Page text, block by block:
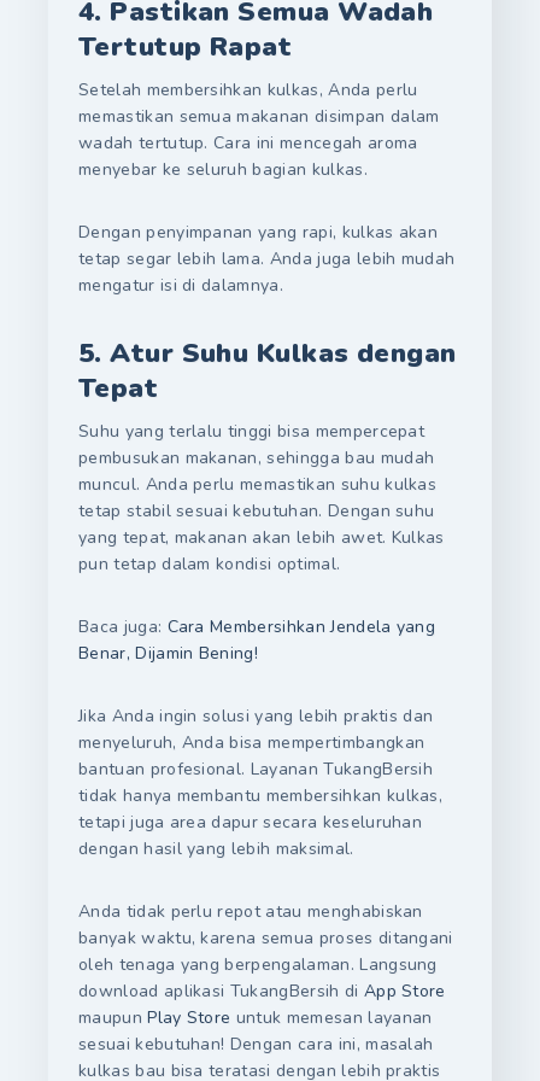
4. Pastikan Semua Wadah
Tertutup Rapat
Setelah membersihkan kulkas, Anda perlu
memastikan semua makanan disimpan dalam
wadah tertutup. Cara ini mencegah aroma
menyebar ke seluruh bagian kulkas.
Dengan penyimpanan yang rapi, kulkas akan
tetap segar lebih lama. Anda juga lebih mudah
mengatur isi di dalamnya.
5. Atur Suhu Kulkas dengan
Tepat
Suhu yang terlalu tinggi bisa mempercepat
pembusukan makanan, sehingga bau mudah
muncul. Anda perlu memastikan suhu kulkas
tetap stabil sesuai kebutuhan. Dengan suhu
yang tepat, makanan akan lebih awet. Kulkas
pun tetap dalam kondisi optimal.
Baca juga: Cara Membersihkan Jendela yang
Benar, Dijamin Bening!
Jika Anda ingin solusi yang lebih praktis dan
menyeluruh, Anda bisa mempertimbangkan
bantuan profesional. Layanan TukangBersih
tidak hanya membantu membersihkan kulkas,
tetapi juga area dapur secara keseluruhan
dengan hasil yang lebih maksimal.
Anda tidak perlu repot atau menghabiskan
banyak waktu, karena semua proses ditangani
oleh tenaga yang berpengalaman. Langsung
download aplikasi TukangBersih di App Store
maupunPlay Store untuk memesan layanan
sesuai kebutuhan! Dengan cara ini, masalah
kulkas bau bisa teratasi dengan lebih praktis